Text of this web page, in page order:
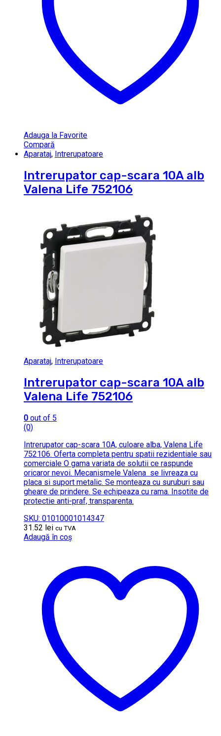
Adauga la Favorite
Compară
Aparataj, Intrerupatoare
Intrerupator cap-scara 10A alb
Valena Life 752106
Aparataj, Intrerupatoare
Intrerupator cap-scara 10A alb
Valena Life 752106
0 out of 5
(0)
Intrerupator cap-scara 10A, culoare alba, Valena Life
752106. Oferta completa pentru spatii rezidentiale sau
comerciale O gama variata de solutii ce raspunde
oricaror nevoi. Mecanismele Valena se livreaza cu
placa si suport metalic. Se monteaza cu suruburi sau
gheare de prindere. Se echipeaza cu rama. Insotite de
protectie anti-praf, transparenta.
SKU: 01010001014347
31.52 lei cu TVA
Adaugă în coș